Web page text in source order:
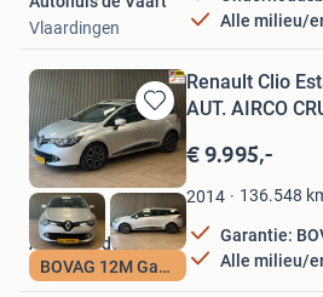
Alle milieu/
Vlaardingen
Bewaren
in
Mijn
Favorieten
BOVAG 12M Garantie
Renault Clio
AUT. AIRCO
€ 9.995,-
2014 136.548
Garantie:
Alle milieu/
Autohuis de Vaart
Vlaardingen